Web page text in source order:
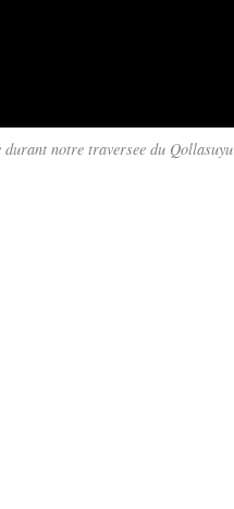
notre traversee du Qollasuyu